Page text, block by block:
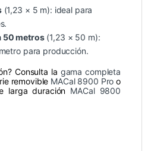
(1,23 × 5 m): ideal para
50 metros(1,23 × 50 m):
para producción.
Consulta la gama completa
removible MACal 8900 Pro o
larga duración MACal 9800